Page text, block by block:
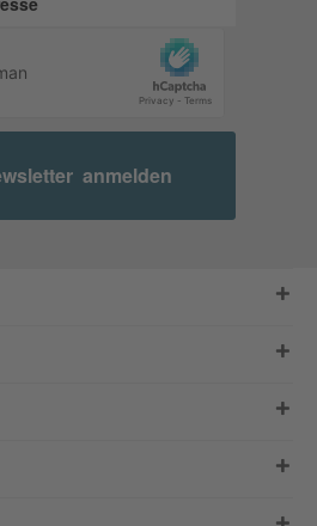
anmelden